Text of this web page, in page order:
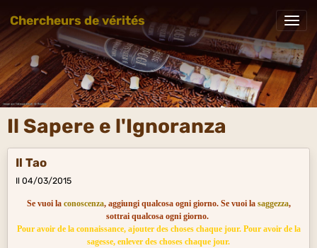
Chercheurs de vérités
Il Sapere e l'Ignoranza
Il Tao
Il 04/03/2015
Se vuoi la conoscenza, aggiungi qualcosa ogni giorno. Se vuoi la saggezza,
sottrai qualcosa ogni giorno.
Pour avoir de la connaissance, ajouter des choses chaque jour. Pour avoir de la
sagesse, enlever des choses chaque jour.